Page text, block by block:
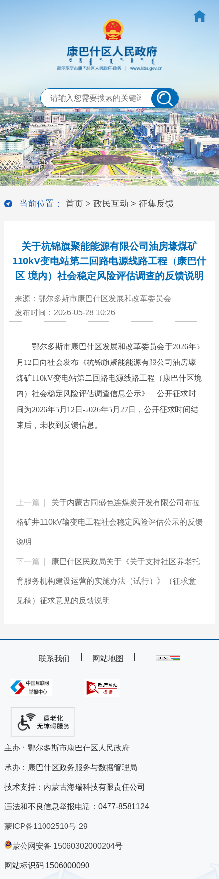
当前位置： 首页 > 政民互动 > 征集反馈
关于杭锦旗聚能能源有限公司油房壕煤矿
110kV变电站第二回路电源线路工程（康巴什
区 境内）社会稳定风险评估调查的反馈说明
来源：鄂尔多斯市康巴什区发展和改革委员会
发布时间：2026-05-28 10:26
鄂尔多斯市康巴什区发展和改革委员会于2026年5
月 1 2 日向社会发布《杭锦旗聚能能源有限公司油房壕
煤矿110kV变电站第二回路电源线路工程（康巴什区境
内） 社会稳定风险评估调查信息公示》，公开征求时
间为2026年5月 1 2 日 -2026年5月 27日，公开征求时间结
束后，未收到反馈信息。
上一篇 | 关于内蒙古同盛色连煤炭开发有限公司布拉
格矿井110kV输变电工程社会稳定风险评估公示的反馈
说明
下一篇 | 康巴什区民政局关于《关于支持社区养老托
育服务机构建设运营的实施办法（试行）》（征求意
见稿）征求意见的反馈说明
联系我们 网站地图
主办：鄂尔多斯市康巴什区人民政府
承办：康巴什区政务服务与数据管理局
技术支持：内蒙古海瑞科技有限责任公司
违法和不良信息举报电话：0477-8581124
蒙ICP备11002510号-29
蒙公网安备 15060302000204号
网站标识码 1506000090